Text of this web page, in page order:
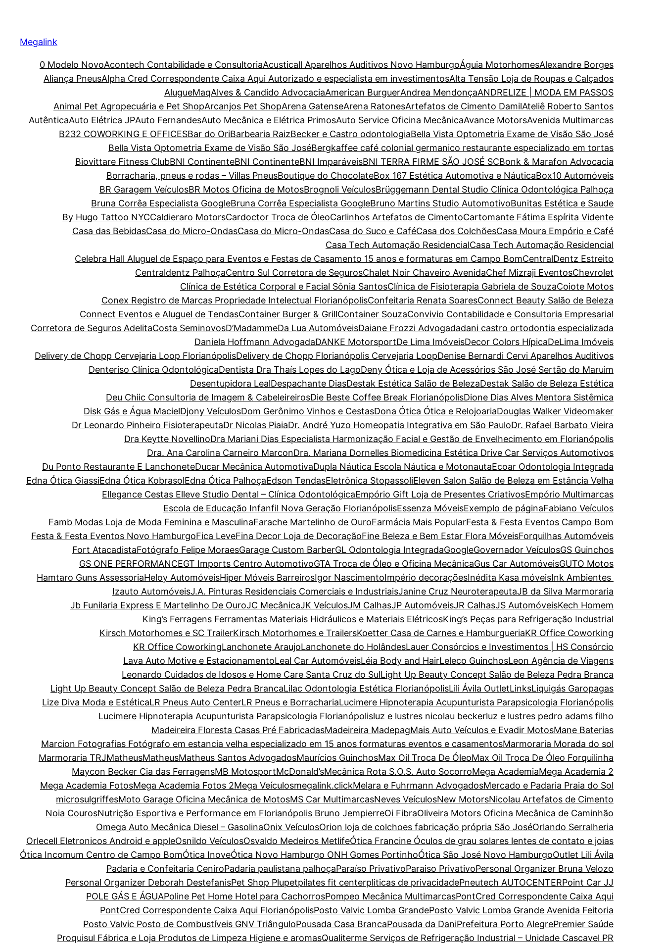
Megalink
0 Modelo NovoAcontech Contabilidade e ConsultoriaAcusticall Aparelhos Auditivos Novo HamburgoÁguia MotorhomesAlexandre Borges
Aliança PneusAlpha Cred Correspondente Caixa Aqui Autorizado e especialista em investimentosAlta Tensão Loja de Roupas e Calçados
AlugueMaqAlves & Candido AdvocaciaAmerican BurguerAndrea MendonçaANDRELIZE | MODA EM PASSOS
Animal Pet Agropecuária e Pet ShopArcanjos Pet ShopArena GatenseArena RatonesArtefatos de Cimento DamilAteliê Roberto Santos
AutênticaAuto Elétrica JPAuto FernandesAuto Mecânica e Elétrica PrimosAuto Service Oficina MecânicaAvance MotorsAvenida Multimarcas
B232 COWORKING E OFFICESBar do OriBarbearia RaizBecker e Castro odontologiaBella Vista Optometria Exame de Visão São José
Bella Vista Optometria Exame de Visão São JoséBergkaffee café colonial germanico restaurante especializado em tortas
Biovittare Fitness ClubBNI ContinenteBNI ContinenteBNI ImparáveisBNI TERRA FIRME SÃO JOSÉ SCBonk & Marafon Advocacia
Borracharia, pneus e rodas – Villas PneusBoutique do ChocolateBox 167 Estética Automotiva e NáuticaBox10 Automóveis
BR Garagem VeículosBR Motos Oficina de MotosBrognoli VeículosBrüggemann Dental Studio Clínica Odontológica Palhoça
Bruna Corrêa Especialista GoogleBruna Corrêa Especialista GoogleBruno Martins Studio AutomotivoBunitas Estética e Saude
By Hugo Tattoo NYCCaldieraro MotorsCardoctor Troca de ÓleoCarlinhos Artefatos de CimentoCartomante Fátima Espírita Vidente
Casa das BebidasCasa do Micro-OndasCasa do Micro-OndasCasa do Suco e CaféCasa dos ColchõesCasa Moura Empório e Café
Casa Tech Automação ResidencialCasa Tech Automação Residencial
Celebra Hall Aluguel de Espaço para Eventos e Festas de Casamento 15 anos e formaturas em Campo BomCentralDentz Estreito
Centraldentz PalhoçaCentro Sul Corretora de SegurosChalet Noir Chaveiro AvenidaChef Mizraji EventosChevrolet
Clínica de Estética Corporal e Facial Sônia SantosClínica de Fisioterapia Gabriela de SouzaCoiote Motos
Conex Registro de Marcas Propriedade Intelectual FlorianópolisConfeitaria Renata SoaresConnect Beauty Salão de Beleza
Connect Eventos e Aluguel de TendasContainer Burger & GrillContainer SouzaConvivio Contabilidade e Consultoria Empresarial
Corretora de Seguros AdelitaCosta SeminovosD’MadammeDa Lua AutomóveisDaiane Frozzi Advogadadani castro ortodontia especializada
Daniela Hoffmann AdvogadaDANKE MotorsportDe Lima ImóveisDecor Colors HípicaDeLima Imóveis
Delivery de Chopp Cervejaria Loop FlorianópolisDelivery de Chopp Florianópolis Cervejaria LoopDenise Bernardi Cervi Aparelhos Auditivos
Denteriso Clínica OdontológicaDentista Dra Thaís Lopes do LagoDeny Ótica e Loja de Acessórios São José Sertão do Maruim
Desentupidora LealDespachante DiasDestak Estética Salão de BelezaDestak Salão de Beleza Estética
Deu Chiic Consultoria de Imagem & CabeleireirosDie Beste Coffee Break FlorianópolisDione Dias Alves Mentora Sistêmica
Disk Gás e Água MacielDjony VeículosDom Gerônimo Vinhos e CestasDona Ótica Ótica e RelojoariaDouglas Walker Videomaker
Dr Leonardo Pinheiro FisioterapeutaDr Nicolas PiaiaDr. André Yuzo Homeopatia Integrativa em São PauloDr. Rafael Barbato Vieira
Dra Keytte NovellinoDra Mariani Dias Especialista Harmonização Facial e Gestão de Envelhecimento em Florianópolis
Dra. Ana Carolina Carneiro MarconDra. Mariana Dornelles Biomedicina Estética Drive Car Serviços Automotivos
Du Ponto Restaurante E LanchoneteDucar Mecânica AutomotivaDupla Náutica Escola Náutica e MotonautaEcoar Odontologia Integrada
Edna Ótica GiassiEdna Ótica KobrasolEdna Ótica PalhoçaEdson TendasEletrônica StopassoliEleven Salon Salão de Beleza em Estância Velha
Ellegance Cestas Elleve Studio Dental – Clínica OdontológicaEmpório Gift Loja de Presentes CriativosEmpório Multimarcas
Escola de Educação Infanfil Nova Geração FlorianópolisEssenza MóveisExemplo de páginaFabiano Veículos
Famb Modas Loja de Moda Feminina e MasculinaFarache Martelinho de OuroFarmácia Mais PopularFesta & Festa Eventos Campo Bom
Festa & Festa Eventos Novo HamburgoFica LeveFina Decor Loja de DecoraçãoFine Beleza e Bem Estar Flora MóveisForquilhas Automóveis
Fort AtacadistaFotógrafo Felipe MoraesGarage Custom BarberGL Odontologia IntegradaGoogleGovernador VeículosGS Guinchos
GS ONE PERFORMANCEGT Imports Centro AutomotivoGTA Troca de Óleo e Oficina MecânicaGus Car AutomóveisGUTO Motos
Hamtaro Guns AssessoriaHeloy AutomóveisHiper Móveis BarreirosIgor NascimentoImpério decoraçõesInédita Kasa móveisInk Ambientes
Izauto AutomóveisJ.A. Pinturas Residenciais Comerciais e IndustriaisJanine Cruz NeuroterapeutaJB da Silva Marmoraria
Jb Funilaria Express E Martelinho De OuroJC MecânicaJK VeículosJM CalhasJP AutomóveisJR CalhasJS AutomóveisKech Homem
King’s Ferragens Ferramentas Materiais Hidráulicos e Materiais ElétricosKing’s Peças para Refrigeração Industrial
Kirsch Motorhomes e SC TrailerKirsch Motorhomes e TrailersKoetter Casa de Carnes e HamburgueriaKR Office Coworking
KR Office CoworkingLanchonete AraujoLanchonete do HolândesLauer Consórcios e Investimentos | HS Consórcio
Lava Auto Motive e EstacionamentoLeal Car AutomóveisLéia Body and HairLeleco GuinchosLeon Agência de Viagens
Leonardo Cuidados de Idosos e Home Care Santa Cruz do SulLight Up Beauty Concept Salão de Beleza Pedra Branca
Light Up Beauty Concept Salão de Beleza Pedra BrancaLilac Odontologia Estética FlorianópolisLili Ávila OutletLinksLiquigás Garopagas
Lize Diva Moda e EstéticaLR Pneus Auto CenterLR Pneus e BorrachariaLucimere Hipnoterapia Acupunturista Parapsicologia Florianópolis
Lucimere Hipnoterapia Acupunturista Parapsicologia Florianópolisluz e lustres nicolau beckerluz e lustres pedro adams filho
Madeireira Floresta Casas Pré FabricadasMadeireira MadepagMais Auto Veículos e Evadir MotosMane Baterias
Marcion Fotografias Fotógrafo em estancia velha especializado em 15 anos formaturas eventos e casamentosMarmoraria Morada do sol
Marmoraria TRJMatheusMatheusMatheus Santos AdvogadosMaurícios GuinchosMax Oil Troca De ÓleoMax Oil Troca De Óleo Forquilinha
Maycon Becker Cia das FerragensMB MotosportMcDonald’sMecânica Rota S.O.S. Auto SocorroMega AcademiaMega Academia 2
Mega Academia FotosMega Academia Fotos 2Mega Veículosmegalink.clickMelara e Fuhrmann AdvogadosMercado e Padaria Praia do Sol
microsulgriffesMoto Garage Oficina Mecânica de MotosMS Car MultimarcasNeves VeículosNew MotorsNicolau Artefatos de Cimento
Noia CourosNutrição Esportiva e Performance em Florianópolis Bruno JempierreOi FibraOliveira Motors Oficina Mecânica de Caminhão
Omega Auto Mecânica Diesel – GasolinaOnix VeículosOrion loja de colchoes fabricação própria São JoséOrlando Serralheria
Orlecell Eletronicos Android e appleOsnildo VeículosOsvaldo Medeiros MetlifeÓtica Francine Óculos de grau solares lentes de contato e joias
Ótica Incomum Centro de Campo BomÓtica InoveÓtica Novo Hamburgo ONH Gomes PortinhoÓtica São José Novo HamburgoOutlet Lili Ávila
Padaria e Confeitaria CeniroPadaria paulistana palhoçaParaíso PrivativoParaiso PrivativoPersonal Organizer Bruna Velozo
Personal Organizer Deborah DestefanisPet Shop Plupetpilates fit centerpliticas de privacidadePneutech AUTOCENTERPoint Car JJ
POLE GÁS E ÁGUAPoline Pet Home Hotel para CachorrosPompeo Mecânica MultimarcasPontCred Correspondente Caixa Aqui
PontCred Correspondente Caixa Aqui FlorianópolisPosto Valvic Lomba GrandePosto Valvic Lomba Grande Avenida Feitoria
Posto Valvic Posto de Combustíveis GNV TriânguloPousada Casa BrancaPousada da DaniPrefeitura Porto AlegrePremier Saúde
Proquisul Fábrica e Loja Produtos de Limpeza Higiene e aromasQualiterme Serviços de Refrigeração Industrial – Unidade Cascavel PR